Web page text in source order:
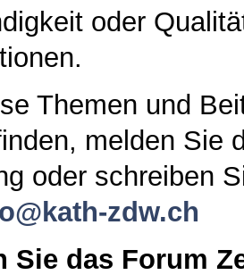
oder
Themen und
melden Sie
oder schreiben
zdw.ch
Sie das Forum